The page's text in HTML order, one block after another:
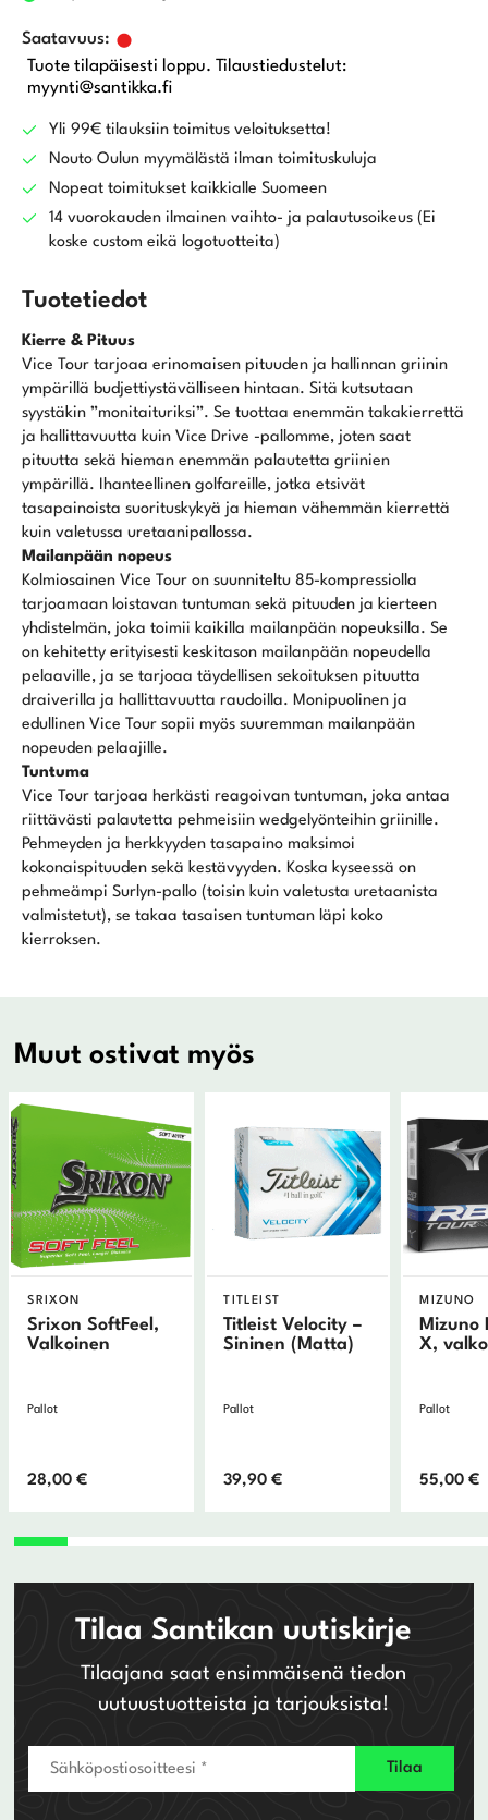
Tuote tilapäisesti loppu. Tilaustiedustelut:
myynti@santikka.fi
Yli 99€ tilauksiin toimitus veloituksetta!
Nouto Oulun myymälästä ilman toimituskuluja
Nopeat toimitukset kaikkialle Suomeen
14 vuorokauden ilmainen vaihto- ja palautusoikeus (Ei
koske custom eikä logotuotteita)
Tuotetiedot
Kierre & Pituus
Vice Tour tarjoaa erinomaisen pituuden ja hallinnan griinin
ympärillä budjettiystävälliseen hintaan. Sitä kutsutaan
syystäkin ”monitaituriksi”. Se tuottaa enemmän takakierrettä
ja hallittavuutta kuin Vice Drive -pallomme, joten saat
pituutta sekä hieman enemmän palautetta griinien
ympärillä. Ihanteellinen golfareille, jotka etsivät
tasapainoista suorituskykyä ja hieman vähemmän kierrettä
kuin valetussa uretaanipallossa.
Mailanpään nopeus
Kolmiosainen Vice Tour on suunniteltu 85-kompressiolla
tarjoamaan loistavan tuntuman sekä pituuden ja kierteen
yhdistelmän, joka toimii kaikilla mailanpään nopeuksilla. Se
on kehitetty erityisesti keskitason mailanpään nopeudella
pelaaville, ja se tarjoaa täydellisen sekoituksen pituutta
draiverilla ja hallittavuutta raudoilla. Monipuolinen ja
edullinen Vice Tour sopii myös suuremman mailanpään
nopeuden pelaajille.
Tuntuma
Vice Tour tarjoaa herkästi reagoivan tuntuman, joka antaa
riittävästi palautetta pehmeisiin wedgelyönteihin griinille.
Pehmeyden ja herkkyyden tasapaino maksimoi
kokonaispituuden sekä kestävyyden. Koska kyseessä on
pehmeämpi Surlyn-pallo (toisin kuin valetusta uretaanista
valmistetut), se takaa tasaisen tuntuman läpi koko
kierroksen.
Muut ostivat myös
SRIXON
Srixon SoftFeel,
Valkoinen
Pallot
28,00€
TITLEIST
Titleist Velocity –
Sininen (Matta)
Pallot
39,90€
MIZUNO
Mizuno
X,
Pallot
55,00€
Tilaa Santikan uutiskirje
Tilaajana saat ensimmäisenä tiedon
uutuustuotteista ja tarjouksista!